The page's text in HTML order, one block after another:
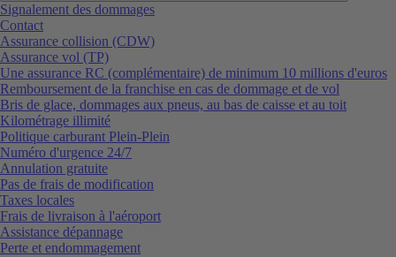
Signalement des dommages
Contact
Assurance collision (CDW)
Assurance vol (TP)
Une assurance RC (complémentaire) de minimum 10 millions d'euros
Remboursement de la franchise en cas de dommage et de vol
Bris de glace, dommages aux pneus, au bas de caisse et au toit
Kilométrage illimité
Politique carburant Plein-Plein
Numéro d'urgence 24/7
Annulation gratuite
Pas de frais de modification
Taxes locales
Frais de livraison à l'aéroport
Assistance dépannage
Perte et endommagement